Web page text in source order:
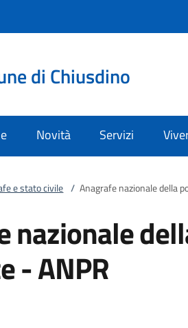
di Chiusdino
Novità Servizi
e stato civile / Anagrafe nazionale della
nazionale
- ANPR